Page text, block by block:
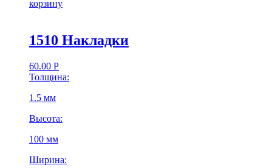
корзину
1510 Накладки
60.00 Р
Толщина:
1.5 мм
Высота:
100 мм
Ширина: